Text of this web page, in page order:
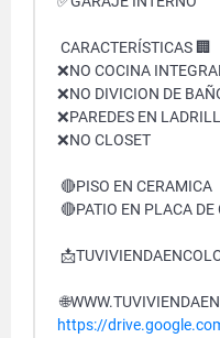
CARACTERÍSTICAS 🏢
❌NO COCINA INTEGRAL
❌NO DIVICION DE
❌PAREDES EN
❌NO CLOSET
🔴PISO EN CERAMICA
🔴PATIO EN PLACA DE
https://